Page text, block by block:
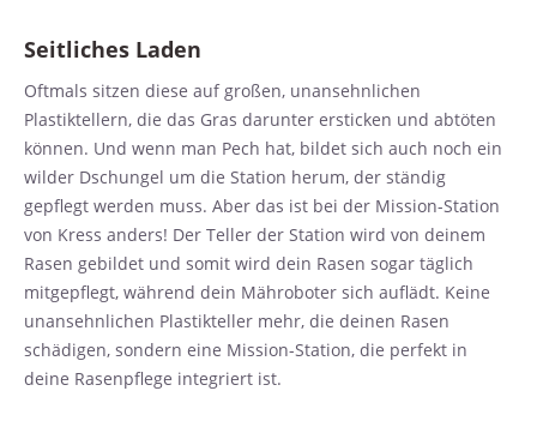
Seitliches Laden
Oftmals sitzen diese auf großen, unansehnlichen
Plastiktellern, die das Gras darunter ersticken und abtöten
können. Und wenn man Pech hat, bildet sich auch noch ein
wilder Dschungel um die Station herum, der ständig
gepflegt werden muss. Aber das ist bei der Mission-Station
von Kress anders! Der Teller der Station wird von deinem
Rasen gebildet und somit wird dein Rasen sogar täglich
mitgepflegt, während dein Mähroboter sich auflädt. Keine
unansehnlichen Plastikteller mehr, die deinen Rasen
schädigen, sondern eine Mission-Station, die perfekt in
deine Rasenpflege integriert ist.